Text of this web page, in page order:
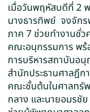
เมื่อวันพฤหัสบดีที่ 2
นางธารทิพย์ จงจัก
ภาค 7 ช่วยทำงานชั่ว
คณะอนุกรรมการ พ
การบริหารสถาบันอ
สำนักประธานศาลฎี
คณะชั้นต้นในศาลทรั
กลาง และนายอมรชั